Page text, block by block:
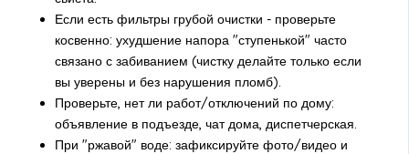
Если есть фильтры грубой очистки - проверьте
косвенно: ухудшение напора "ступенькой" часто
связано с забиванием (чистку делайте только если
вы уверены и без нарушения пломб).
Проверьте, нет ли работ/отключений по дому:
объявление в подъезде, чат дома, диспетчерская.
При "ржавой" воде: зафиксируйте фото/видео и